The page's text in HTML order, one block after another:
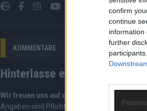
confirm
continue
information
further
KOMMENTARE
Hinterlasse einen Kommentar
Wir freuen uns auf deinen Beitrag!
Angaben sind Pflichtfelder. Bitte nutze